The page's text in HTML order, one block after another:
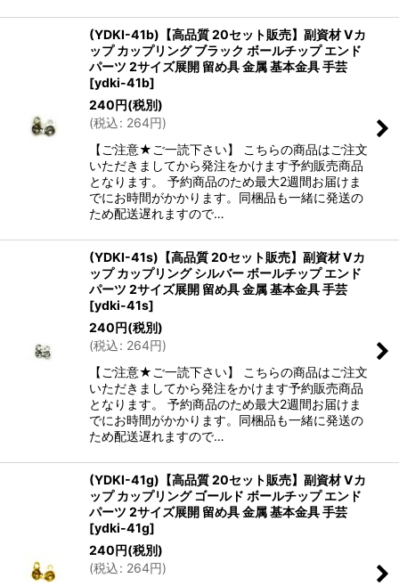
(YDKI-41b)【高品質 20セット販売】副資材 Vカ
ップ カップリング ブラック ボールチップ エンド
パーツ 2サイズ展開 留め具 金属 基本金具 手芸
[ydki-41b]
240円(税別)
(税込: 264円)
【ご注意★ご一読下さい】 こちらの商品はご注文
いただきましてから発注をかけます予約販売商品
となります。 予約商品のため最大2週間お届けま
でにお時間がかかります。同梱品も一緒に発送の
ため配送遅れますので…
(YDKI-41s)【高品質 20セット販売】副資材 Vカ
ップ カップリング シルバー ボールチップ エンド
パーツ 2サイズ展開 留め具 金属 基本金具 手芸
[ydki-41s]
240円(税別)
(税込: 264円)
【ご注意★ご一読下さい】 こちらの商品はご注文
いただきましてから発注をかけます予約販売商品
となります。 予約商品のため最大2週間お届けま
でにお時間がかかります。同梱品も一緒に発送の
ため配送遅れますので…
(YDKI-41g)【高品質 20セット販売】副資材 Vカ
ップ カップリング ゴールド ボールチップ エンド
パーツ 2サイズ展開 留め具 金属 基本金具 手芸
[ydki-41g]
240円(税別)
(税込: 264円)